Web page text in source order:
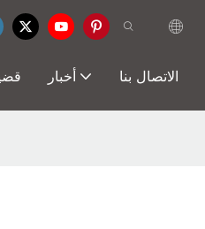
أخبار الاتصال بنا